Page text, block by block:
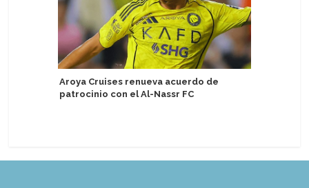
Aroya Cruises renueva acuerdo de
patrocinio con el Al-Nassr FC